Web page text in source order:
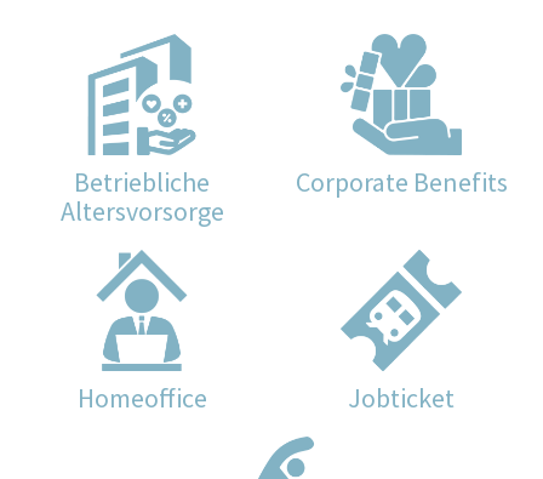
Betriebliche
Altersvorsorge
Corporate Benefits
Homeoffice Jobticket